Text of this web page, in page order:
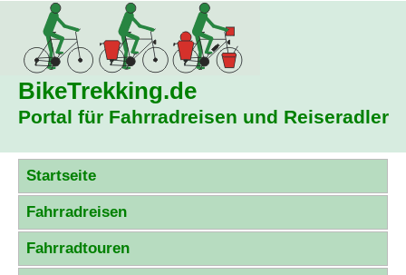
BikeTrekking.de
Portal für Fahrradreisen und Reiseradler
Startseite
Fahrradreisen
Fahrradtouren